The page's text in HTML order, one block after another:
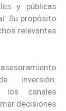
y públicas
Su propósito
relevantes
inversión.
los canales
decisiones